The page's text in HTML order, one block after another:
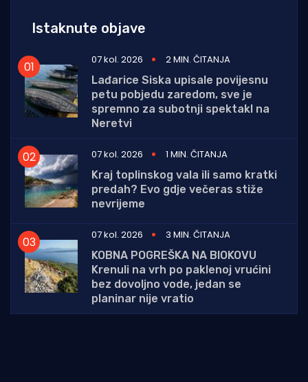
Istaknute objave
07 kol. 2026
2 MIN. ČITANJA
Lađarice Siska upisale povijesnu
petu pobjedu zaredom, sve je
spremno za subotnji spektakl na
Neretvi
07 kol. 2026
1 MIN. ČITANJA
Kraj toplinskog vala ili samo kratki
predah? Evo gdje večeras stiže
nevrijeme
07 kol. 2026
3 MIN. ČITANJA
KOBNA POGREŠKA NA BIOKOVU
Krenuli na vrh po paklenoj vrućini
bez dovoljno vode, jedan se
planinar nije vratio